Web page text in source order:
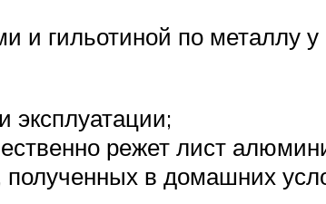
и гильотиной по металлу
эксплуатации;
режет лист
в домашних